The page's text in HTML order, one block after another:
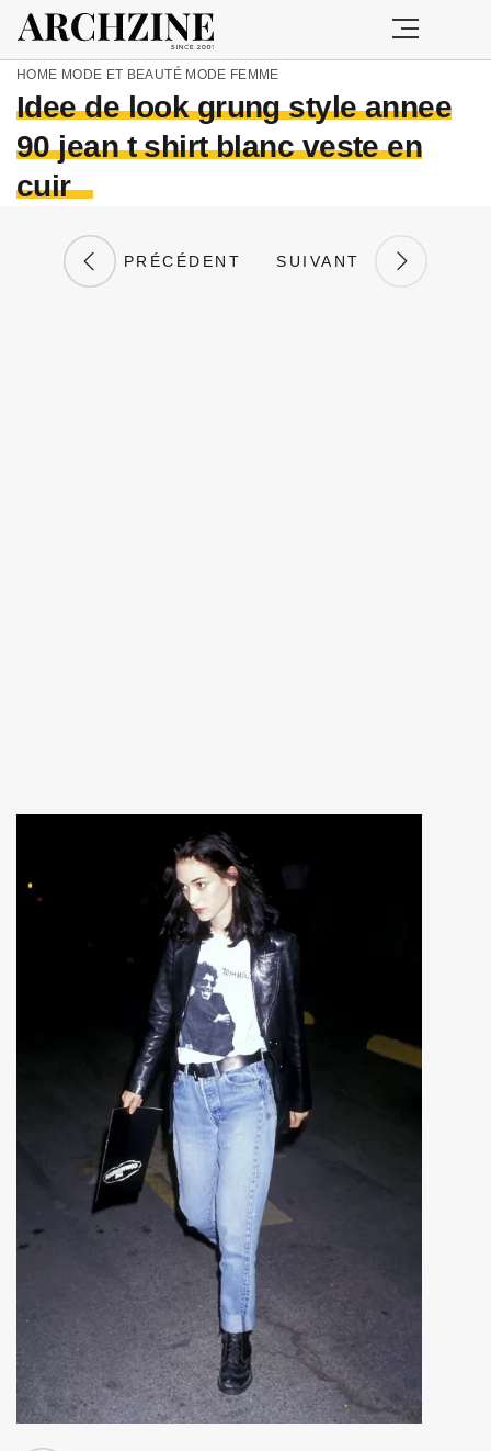
HOME MODE ET BEAUTÉ MODE FEMME
Idee de look grung style annee
90 jean t shirt blanc veste en
cuir
PRÉCÉDENT SUIVANT